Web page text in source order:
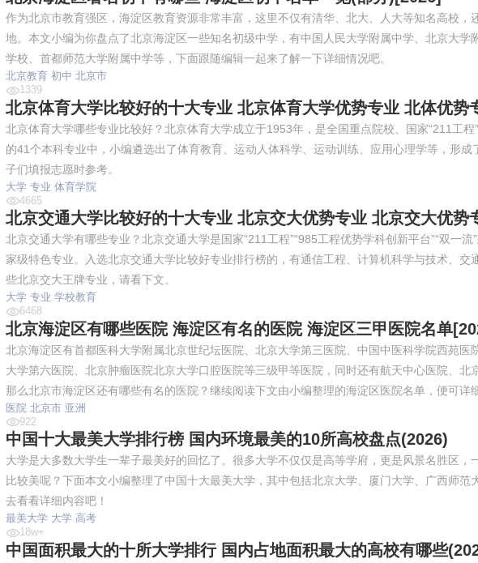
作为北京市教育强区，海淀区教育资源非常丰富，这里不仅有清华、北大、人大等知名高校
地。本文小编为你盘点了北京海淀区一些知名初级中学，有中国人民大学附属中学、北京大
学校、首都师范大学附属中学等，下面跟随编辑一起来了解一下详细情况吧。
北京教育 初中 北京市
1339
北京体育大学比较好的十大专业 北京体育大学优势专业 北体优势
北京体育大学哪些专业比较好？北京体育大学成立于1953年，是全国重点院校、国家“211工
的41个本科专业中，小编遴选出了体育教育、运动人体科学、运动训练、应用心理学等，形
子们填报志愿时参考。
大学 专业 体育学院
4665
北京交通大学比较好的十大专业 北京交大优势专业 北京交大优势
北京交通大学有哪些专业？北京交通大学是国家“211工程”“985工程优势学科创新平台”“双一
家级特色专业。入选北京交通大学比较好专业排行榜的，有通信工程、计算机科学与技术、
些北京交大王牌专业，请看下文。
大学 专业 学校教育
6468
北京海淀区有哪些医院 海淀区有名的医院 海淀区三甲医院名单
北京海淀区有首都医科大学附属北京世纪坛医院、北京大学第三医院、中国中医科学院西苑
大学第六医院、北京肿瘤医院北京大学口腔医院等三级甲等医院，同时还有航天中心医院、北
那么北京市海淀区还有哪些有名的医院？继续阅读下文由小编整理的海淀区医院名单，便可详
医院 北京市 亚洲
922
中国十大最美大学排行榜 国内环境最美的10所高校盘点(2026)
大学是大多数大学生一辈子最美好的回忆了。很多大学不仅仅是高等学府，更是风景名胜区
比较美呢？下面本文小编整理了中国十大最美大学，其中包括北京大学、厦门大学、广西师
去看看详细内容吧！
最美大学 大学 高考
18w+
中国面积最大的十所大学排行 国内占地面积最大的高校有哪些